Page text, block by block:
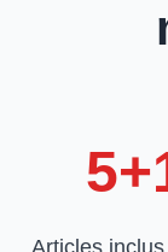
Articles